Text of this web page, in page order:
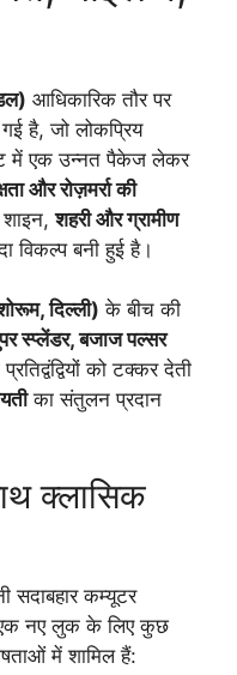
आधिकारिक तौर पर
है, जो लोकप्रिय
में एक उन्नत पैकेज लेकर
और रोज़मर्रा की
शाइन,शहरी और ग्रामीण
विकल्प बनी हुई है।
दिल्ली) के बीच की
स्प्लेंडर, बजाज पल्सर
को टक्कर देती
का संतुलन प्रदान
क्लासिक
सदाबहार कम्यूटर
एक नए लुक के लिए कुछ
में शामिल हैं: